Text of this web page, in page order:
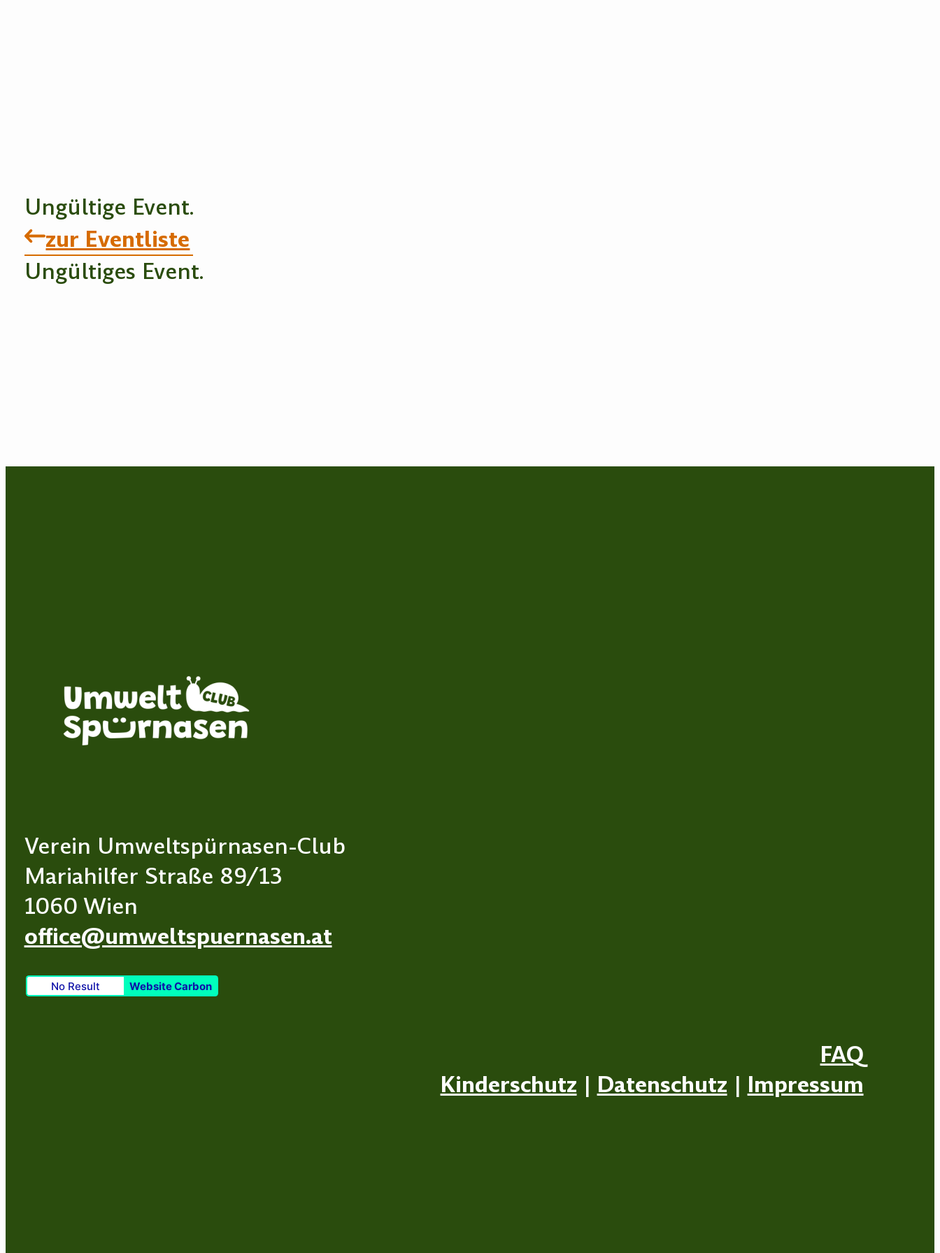
Ungültige Event.
zur Eventliste
Ungültiges Event.
Verein Umweltspürnasen-Club
Mariahilfer Straße 89/13
1060 Wien
office@umweltspuernasen.at
No Result Website Carbon
FAQ
Kinderschutz | Datenschutz | Impressum